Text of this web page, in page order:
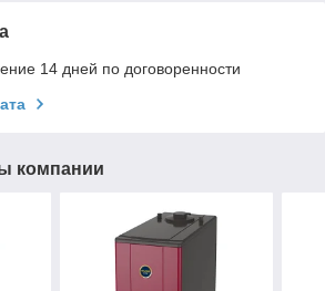
14 дней по договоренности
компании